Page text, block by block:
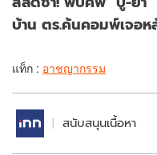
บ้าน ตร.ค้นคอมพ์เจอ
แท็ก : อาชญากรรม
สนับสนุนเนื้อหา